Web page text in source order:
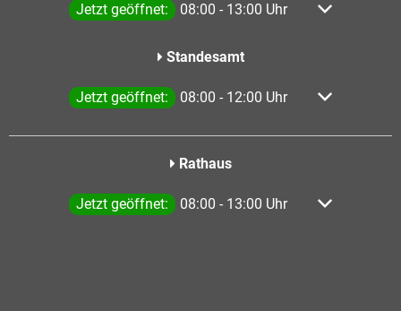
Klicken, um weitere Öffnungs- oder Schließzeiten
Jetzt geöffnet: 08:00 - 13:00 Uhr Von 08:00
Standesamt
Klicken, um weitere Öffnungs- oder Schließzeiten
Jetzt geöffnet: 08:00 - 12:00 Uhr Von 08:00
Rathaus
Klicken, um weitere Öffnungs- oder Schließzeiten
Jetzt geöffnet: 08:00 - 13:00 Uhr Von 08:00